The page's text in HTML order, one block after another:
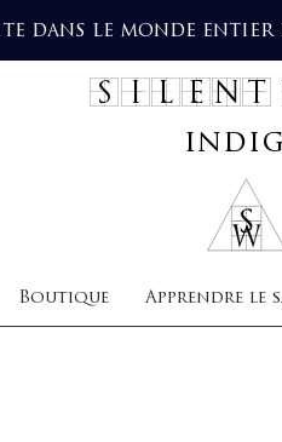
dans le monde entier
SILENT
Boutique Apprendre le